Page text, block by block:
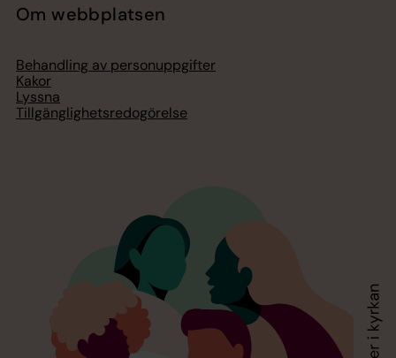
Om webbplatsen
Behandling av personuppgifter
Kakor
Lyssna
Tillgänglighetsredogörelse